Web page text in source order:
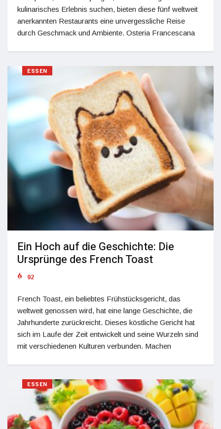
kulinarisches Erlebnis suchen, bieten diese fünf weltweit
anerkannten Restaurants eine unvergessliche Reise
durch Geschmack und Ambiente. Osteria Francescana
ESSEN
Ein Hoch auf die Geschichte: Die
Ursprünge des French Toast
92
French Toast, ein beliebtes Frühstücksgericht, das
weltweit genossen wird, hat eine lange Geschichte, die
Jahrhunderte zurückreicht. Dieses köstliche Gericht hat
sich im Laufe der Zeit entwickelt und seine Wurzeln sind
mit verschiedenen Kulturen verbunden. Machen
ESSEN